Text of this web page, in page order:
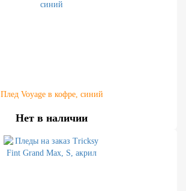
Плед Voyage в кофре, синий
Нет в наличии